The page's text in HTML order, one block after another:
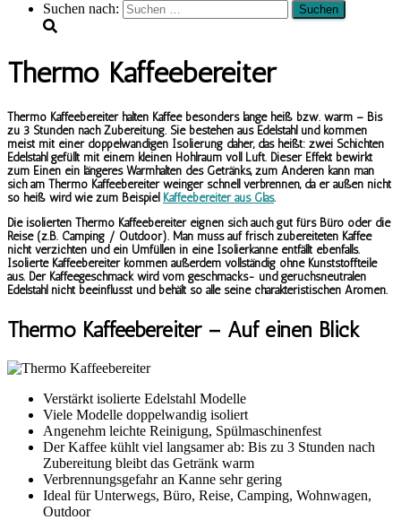
Suchen nach:
Thermo Kaffeebereiter
Thermo Kaffeebereiter halten Kaffee besonders lange heiß bzw. warm – Bis
zu 3 Stunden nach Zubereitung. Sie bestehen aus Edelstahl und kommen
meist mit einer doppelwandigen Isolierung daher, das heißt: zwei Schichten
Edelstahl gefüllt mit einem kleinen Hohlraum voll Luft. Dieser Effekt bewirkt
zum Einen ein längeres Warmhalten des Getränks, zum Anderen kann man
sich am Thermo Kaffeebereiter weinger schnell verbrennen, da er außen nicht
so heiß wird wie zum Beispiel Kaffeebereiter aus Glas.
Die isolierten Thermo Kaffeebereiter eignen sich auch gut fürs Büro oder die
Reise (z.B. Camping / Outdoor). Man muss auf frisch zubereiteten Kaffee
nicht verzichten und ein Umfüllen in eine Isolierkanne entfällt ebenfalls.
Isolierte Kaffeebereiter kommen außerdem vollständig ohne Kunststoffteile
aus. Der Kaffeegeschmack wird vom geschmacks- und geruchsneutralen
Edelstahl nicht beeinflusst und behält so alle seine charakteristischen Aromen.
Thermo Kaffeebereiter – Auf einen Blick
Verstärkt isolierte Edelstahl Modelle
Viele Modelle doppelwandig isoliert
Angenehm leichte Reinigung, Spülmaschinenfest
Der Kaffee kühlt viel langsamer ab: Bis zu 3 Stunden nach
Zubereitung bleibt das Getränk warm
Verbrennungsgefahr an Kanne sehr gering
Ideal für Unterwegs, Büro, Reise, Camping, Wohnwagen,
Outdoor